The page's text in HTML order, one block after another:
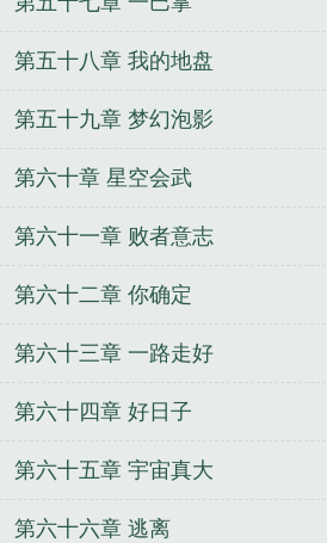
第五十八章 我的地盘
第五十九章 梦幻泡影
第六十章 星空会武
第六十一章 败者意志
第六十二章 你确定
第六十三章 一路走好
第六十四章 好日子
第六十五章 宇宙真大
第六十六章 逃离